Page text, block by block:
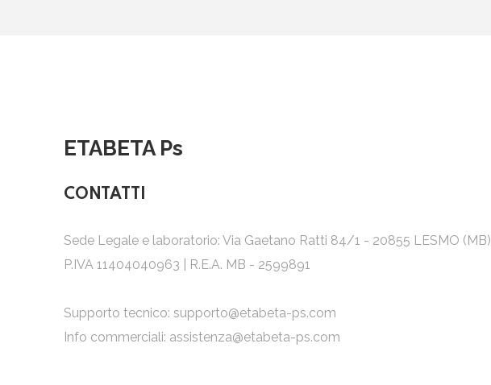
ETABETA Ps
CONTATTI
Sede Legale e laboratorio: Via Gaetano Ratti 84/1 - 20855 LESMO (MB) |
P.IVA 11404040963 | R.E.A. MB - 2599891
Supporto tecnico: supporto@etabeta-ps.com
Info commerciali: assistenza@etabeta-ps.com